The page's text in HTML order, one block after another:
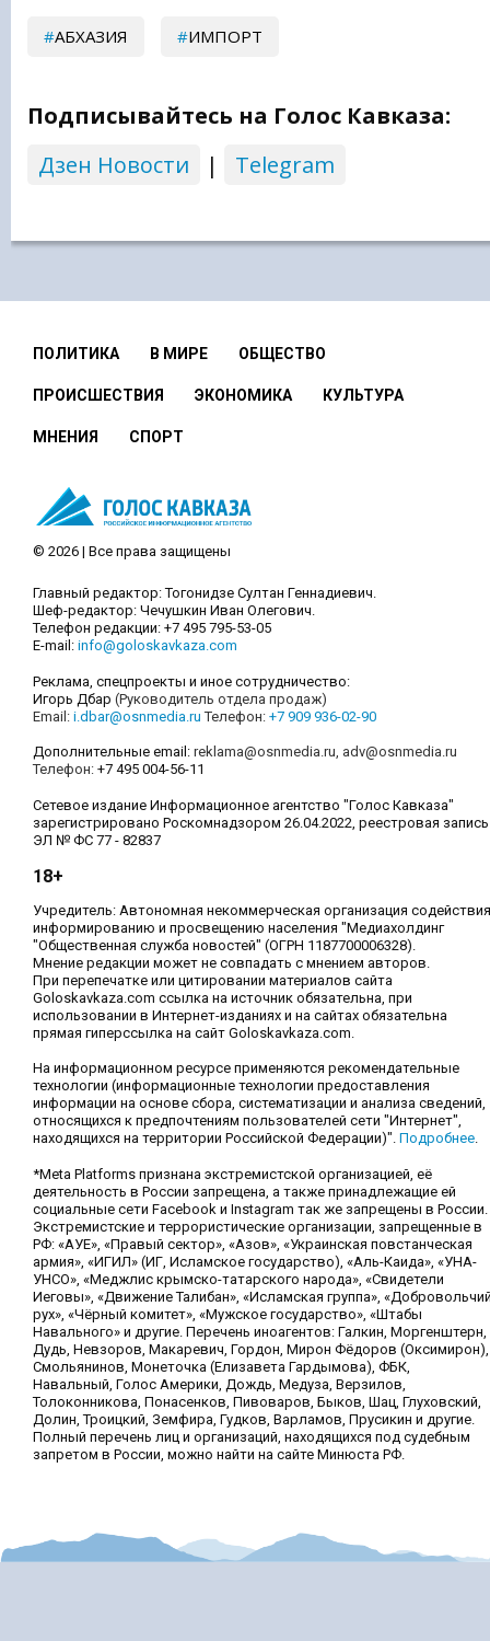
АБХАЗИЯ ИМПОРТ
Подписывайтесь на Голос Кавказа:
Дзен Новости
| Telegram
ПОЛИТИКА В МИРЕ ОБЩЕСТВО
ПРОИСШЕСТВИЯ ЭКОНОМИКА КУЛЬТУРА
МНЕНИЯ СПОРТ
© 2026 | Все права защищены
Главный редактор: Тогонидзе Султан Геннадиевич.
Шеф-редактор: Чечушкин Иван Олегович.
Телефон редакции: +7 495 795-53-05
E-mail: info@goloskavkaza.com
Реклама, спецпроекты и иное сотрудничество:
Игорь Дбар (Руководитель отдела продаж)
Email: i.dbar@osnmedia.ru Телефон: +7 909 936-02-90
Дополнительные email: reklama@osnmedia.ru, adv@osnmedia.ru
Телефон: +7 495 004-56-11
Сетевое издание Информационное агентство "Голос Кавказа"
зарегистрировано Роскомнадзором 26.04.2022, реестровая запись
ЭЛ № ФС 77 - 82837
18+
Учредитель: Автономная некоммерческая организация содействия
информированию и просвещению населения "Медиахолдинг
"Общественная служба новостей" (ОГРН 1187700006328).
Мнение редакции может не совпадать с мнением авторов.
При перепечатке или цитировании материалов сайта
Goloskavkaza.com ссылка на источник обязательна, при
использовании в Интернет-изданиях и на сайтах обязательна
прямая гиперссылка на сайт Goloskavkaza.com.
На информационном ресурсе применяются рекомендательные
технологии (информационные технологии предоставления
информации на основе сбора, систематизации и анализа сведений,
относящихся к предпочтениям пользователей сети "Интернет",
находящихся на территории Российской Федерации)". Подробнее.
*Meta Platforms признана экстремистской организацией, её
деятельность в России запрещена, а также принадлежащие ей
социальные сети Facebook и Instagram так же запрещены в России.
Экстремистские и террористические организации, запрещенные в
РФ: «АУЕ», «Правый сектор», «Азов», «Украинская повстанческая
армия», «ИГИЛ» (ИГ, Исламское государство), «Аль-Каида», «УНА-
УНСО», «Меджлис крымско-татарского народа», «Свидетели
Иеговы», «Движение Талибан», «Исламская группа»,
рух», «Чёрный комитет», «Мужское государство», «Штабы
Навального» и другие. Перечень иноагентов: Галкин, Моргенштерн,
Дудь, Невзоров, Макаревич, Гордон, Мирон Фёдоров (Оксимирон),
Смольянинов, Монеточка (Елизавета Гардымова), ФБК,
Навальный, Голос Америки, Дождь, Медуза, Верзилов,
Толоконникова, Понасенков, Пивоваров, Быков, Шац, Глуховский,
Долин, Троицкий, Земфира, Гудков, Варламов, Прусикин и другие.
Полный перечень лиц и организаций, находящихся под судебным
запретом в России, можно найти на сайте Минюста РФ.